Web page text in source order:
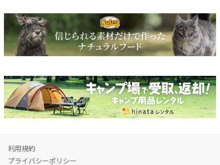
利用規約
プライバシーポリシー